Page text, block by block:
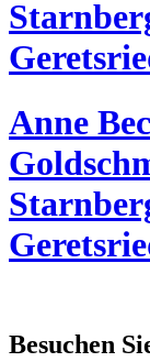
Anne
Besuchen